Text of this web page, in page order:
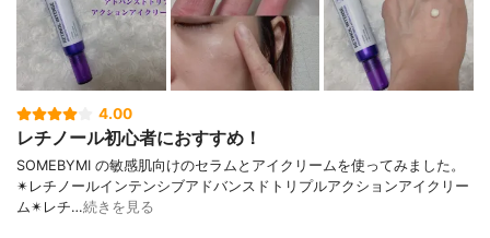
4.00
レチノール初心者におすすめ！
SOMEBYMI の敏感肌向けのセラムとアイクリームを使ってみました。
✴︎レチノールインテンシブアドバンスドトリプルアクションアイクリー
ム✴︎レチ…続きを見る